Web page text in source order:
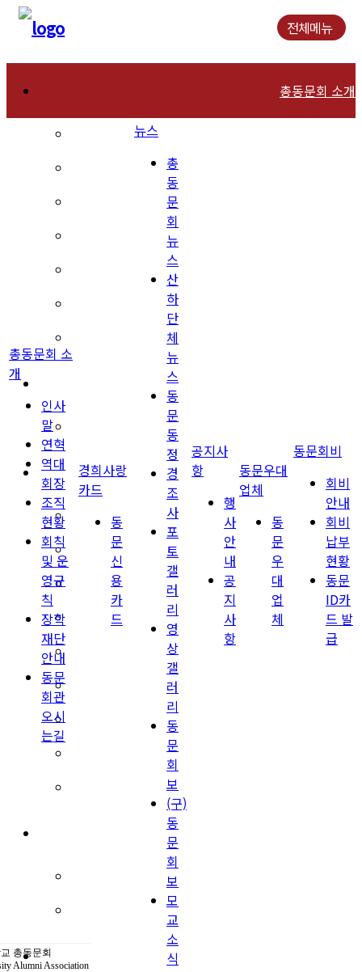
전체메뉴
총동문회 소개
뉴스
총동문회 뉴스
산하단체 뉴스
동문 동정
총동문회 소
개
인사
말
연혁
역대
회장
조직
현황
회칙
및 운
영규
칙
장학
재단
안내
동문
회관
오시
는길
경희사랑
카드
동
문
신
용
카
드
뉴스
총
동
문
회
뉴
스
산
하
단
체
뉴
스
동
문
동
정
경
조
사
포
토
갤
러
리
영
상
갤
러
리
동
문
회
보
(구)
동
문
회
보
모
교
소
식
공지사
항
행
사
안
내
공
지
사
항
동문우대
업체
동
문
우
대
업
체
동문회비
회비
안내
회비
납부
현황
동문
ID카
드 발
급
총동문회
Alumni Association